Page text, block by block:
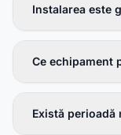
Instalarea este
Ce echipament
Există perioadă